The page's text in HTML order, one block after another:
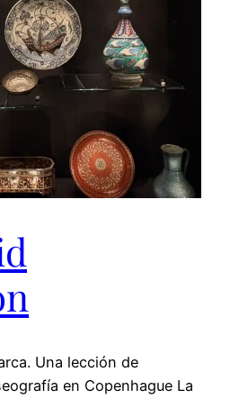
Una lección de
en Copenhague La